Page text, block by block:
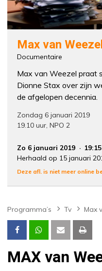
Max van
Documentaire
Max van Weezel praat
Dionne Stax over zijn
de afgelopen decennia.
Zondag 6 januari 2019
19.10 uur, NPO 2
Zo 6 januari 2019 19:15
Herhaald op 15 januari
Deze afl. is niet meer online
Programma’s Tv Max
MAX van